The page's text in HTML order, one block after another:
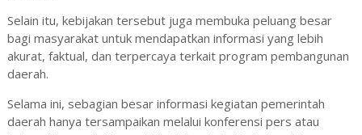
Selain itu, kebijakan tersebut juga membuka peluang besar
bagi masyarakat untuk mendapatkan informasi yang lebih
akurat, faktual, dan terpercaya terkait program pembangunan
daerah.
Selama ini, sebagian besar informasi kegiatan pemerintah
daerah hanya tersampaikan melalui konferensi pers atau